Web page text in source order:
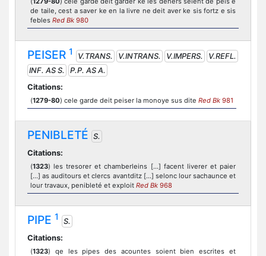
de taile, cest a saver ke en la livre ne deit aver ke sis fortz e sis
febles Red Bk 980
PEISER 1 V.TRANS. V.INTRANS. V.IMPERS.
V.REFL.
INF. AS S.
P.P. AS A.
Citations:
(1279-80) cele garde deit peiser la monoye sus dite Red Bk 981
PENIBLETÉ S.
Citations:
(1323) les tresorer et chamberleins [...] facent liverer et paier
[...] as auditours et clercs avantditz [...] selonc lour sachaunce et
lour travaux, penibleté et exploit Red Bk 968
PIPE 1
S.
Citations:
(1323) qe les pipes des acountes soient bien escrites et